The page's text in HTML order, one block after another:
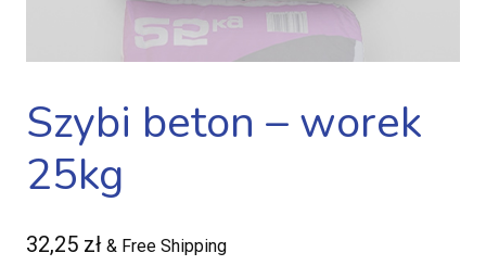
Szybi beton – worek
25kg
32,25 zł & Free Shipping